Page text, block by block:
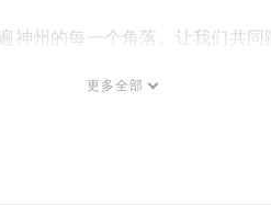
神州的每一个角落。让我们共
更多全部